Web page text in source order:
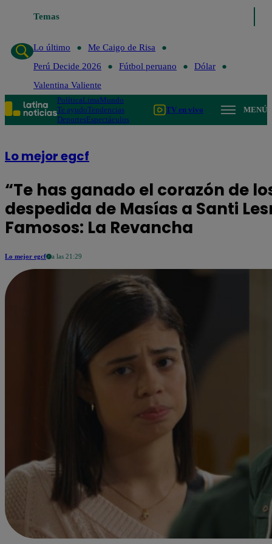
Temas
Lo último Me Caigo de Risa
Lo último
Me Caigo de Risa
Perú Decide 2026
Fútbol peruano
Dólar
Valentina Valiente
PolíticaLimaMundo
Te ayudoTendencias
DeportesEspectáculos
TV en vivo MENÚ
Lo mejor egcf
“Te has ganado el corazón de
despedida de Masías a Santi
Famosos: La Revancha
Lo mejor egcf a las 21:29